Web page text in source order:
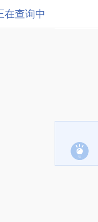
在查询中